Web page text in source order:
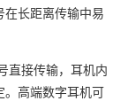
长距离传输中易
直接传输，耳机内
。高端数字耳机可